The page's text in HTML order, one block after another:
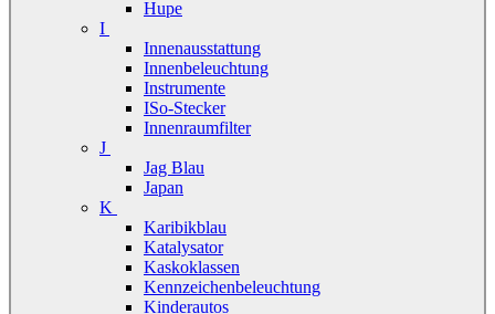
Hupe
I
Innenausstattung
Innenbeleuchtung
Instrumente
ISo-Stecker
Innenraumfilter
J
Jag Blau
Japan
K
Karibikblau
Katalysator
Kaskoklassen
Kennzeichenbeleuchtung
Kinderautos